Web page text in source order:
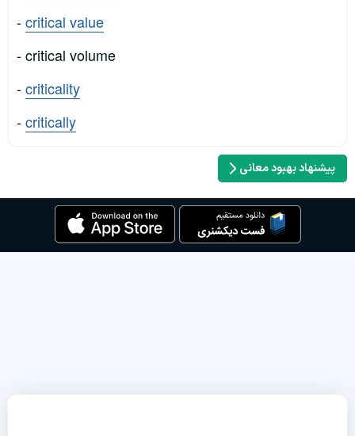
-critical value
- critical volume
-criticality
-critically
پیشنهاد بهبود معانی